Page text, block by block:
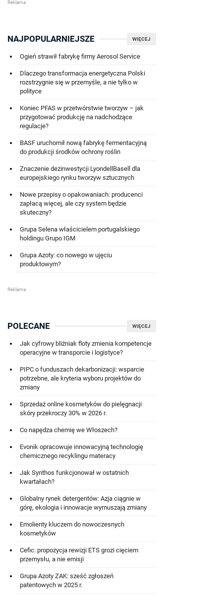
WIĘCEJ
NAJPOPULARNIEJSZE
Ogień strawił fabrykę firmy Aerosol Service
Dlaczego transformacja energetyczna Polski
rozstrzygnie się w przemyśle, a nie tylko w
polityce
Koniec PFAS w przetwórstwie tworzyw – jak
przygotować produkcję na nadchodzące
regulacje?
BASF uruchomił nową fabrykę fermentacyjną
do produkcji środków ochrony roślin
Znaczenie dezinwestycji LyondellBasell dla
europejskiego rynku tworzyw sztucznych
Nowe przepisy o opakowaniach: producenci
zapłacą więcej, ale czy system będzie
skuteczny?
Grupa Selena właścicielem portugalskiego
holdingu Grupo IGM
Grupa Azoty: co nowego w ujęciu
produktowym?
WIĘCEJ
POLECANE
Jak cyfrowy bliźniak floty zmienia kompetencje
operacyjne w transporcie i logistyce?
PIPC o funduszach dekarbonizacji: wsparcie
potrzebne, ale kryteria wyboru projektów do
zmiany
Sprzedaż online kosmetyków do pielęgnacji
skóry przekroczy 30% w 2026 r.
Co napędza chemię we Włoszech?
Evonik opracowuje innowacyjną technologię
chemicznego recyklingu materacy
Jak Synthos funkcjonował w ostatnich
kwartałach?
Globalny rynek detergentów: Azja ciągnie w
górę, ekologia i innowacje wymuszają zmiany
Emolienty kluczem do nowoczesnych
kosmetyków
Cefic: propozycja rewizji ETS grozi cięciem
przemysłu, a nie emisji
Grupa Azoty ZAK: sześć zgłoszeń
patentowych w 2025 r.